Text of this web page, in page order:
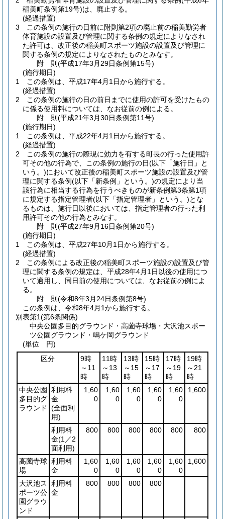
稲美町条例第19号)は、廃止する。
(経過措置)
3
この条例の施行の日前に附則第2項の廃止前の稲美勤労者
体育施設の設置及び管理に関する条例の規定によりなされ
た許可は、改正後の稲美町スポーツ施設の設置及び管理に
関する条例の規定によりなされたものとみなす。
附 則(平成17年3月29日条例第15号)
(施行期日)
1
この条例は、平成17年4月1日から施行する。
(経過措置)
2
この条例の施行の日の前日までに使用の許可を受けたもの
に係る使用料については、なお従前の例による。
附 則(平成21年3月30日条例第11号)
(施行期日)
1
この条例は、平成22年4月1日から施行する。
(経過措置)
2
この条例の施行の際現に効力を有する町長の行った使用許
可その他の行為で、この条例の施行の日(以下「施行日」と
いう。)において改正後の稲美町スポーツ施設の設置及び管
理に関する条例(以下「新条例」という。)の規定により当
該行為に相当する行為を行うべきものが新条例第3条第1項
に規定する指定管理者(以下「指定管理者」という。)とな
るものは、施行日以後においては、指定管理者の行った利
用許可その他の行為とみなす。
附 則(平成27年9月16日条例第20号)
(施行期日)
1
この条例は、平成27年10月1日から施行する。
(経過措置)
2
この条例による改正後の稲美町スポーツ施設の設置及び管
理に関する条例の規定は、平成28年4月1日以後の使用につ
いて適用し、同日前の使用については、なお従前の例によ
る。
附 則(令和8年3月24日条例第8号)
この条例は、令和8年4月1から施行する。
別表第1(第6条関係)
中央公園多目的グラウンド・高薗寺球場・大沢池スポー
ツ公園グラウンド・鳴ケ岡グラウンド
(単位 円)
区分
9時
～11
時
11時
～13
時
13時
～15
時
15時
～17
時
17時
～19
時
19時
～21
時
中央公園
多目的グ
ラウンド
利用料
金
(全面利
用)
1,60
0
1,60
0
1,60
0
1,60
0
1,60
0
1,600
利用料
金(1／2
面利用)
800 800 800 800 800 800
高薗寺球
場
利用料
金
1,60
0
1,60
0
1,60
0
1,60
0
1,60
0
1,600
大沢池ス
ポーツ公
園グラウ
ンド
利用料
金
800 800 800 800